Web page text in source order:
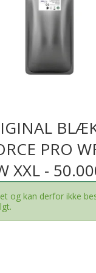
PRO
XXL -
og kan derfor ikke